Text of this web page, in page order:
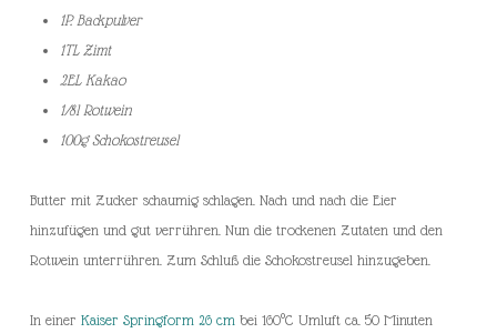
1P. Backpulver
1TL Zimt
2EL Kakao
1/8l Rotwein
100g Schokostreusel
Butter mit Zucker schaumig schlagen. Nach und nach die Eier
hinzufügen und gut verrühren. Nun die trockenen Zutaten und den
Rotwein unterrühren. Zum Schluß die Schokostreusel hinzugeben.
In einer Kaiser Springform 26 cm bei 160°C Umluft ca. 50 Minuten